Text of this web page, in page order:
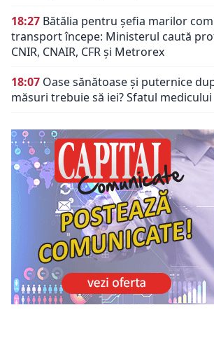
18:27 Bătălia pentru șefia marilor
transport începe: Ministerul caută
CNIR, CNAIR, CFR și Metrorex
18:07 Oase sănătoase și puternice
măsuri trebuie să iei? Sfatul medicului